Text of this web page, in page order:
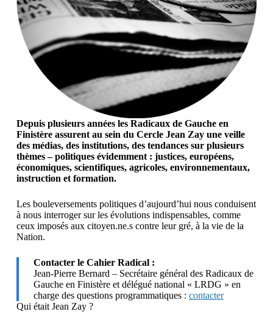
Depuis plusieurs années les Radicaux de Gauche en
Finistère assurent au sein du Cercle Jean Zay une veille
des médias, des institutions, des tendances sur plusieurs
thèmes – politiques évidemment : justices, européens,
économiques, scientifiques, agricoles, environnementaux,
instruction et formation.
Les bouleversements politiques d’aujourd’hui nous conduisent
à nous interroger sur les évolutions indispensables, comme
ceux imposés aux citoyen.ne.s contre leur gré, à la vie de la
Nation.
Contacter le Cahier Radical :
Jean-Pierre Bernard – Secrétaire général des Radicaux de
Gauche en Finistère et délégué national « LRDG » en
charge des questions programmatiques : contacter
Qui était Jean Zay ?